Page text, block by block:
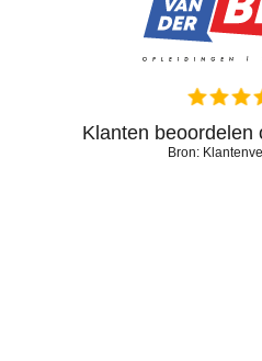
Klanten
Bron: